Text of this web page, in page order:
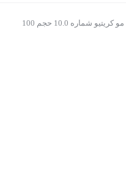
/ رنگ مو کریتیو شماره 10.0 حجم 100